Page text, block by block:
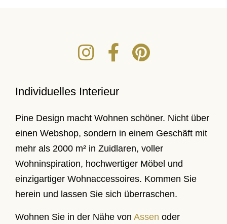
Individuelles Interieur
Pine Design macht Wohnen schöner. Nicht über
einen Webshop, sondern in einem Geschäft mit
mehr als 2000 m² in Zuidlaren, voller
Wohninspiration, hochwertiger Möbel und
einzigartiger Wohnaccessoires. Kommen Sie
herein und lassen Sie sich überraschen.
Wohnen Sie in der Nähe von Assen oder